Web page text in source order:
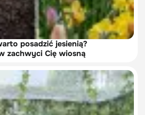
posadzić jesienią?
zachwyci Cię wiosną